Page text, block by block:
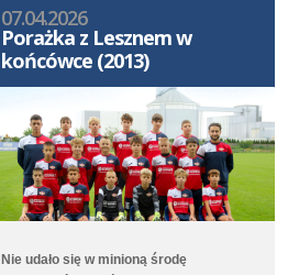
07.04.2026
Porażka z Lesznem w
końcówce (2013)
Nie udało się w minioną środę